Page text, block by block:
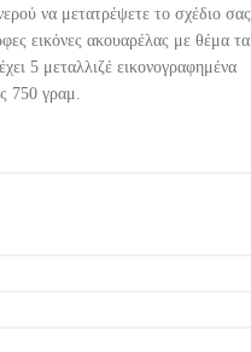
να μετατρέψετε το σχέδιο σας
εικόνες ακουαρέλας με θέμα τα
5 μεταλλιζέ εικονογραφημένα
750 γραμ.